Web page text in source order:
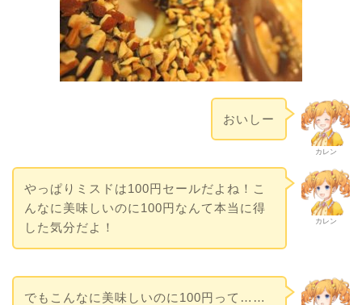
カレン
おいしー
カレン
やっぱりミスドは100円セールだよね！こ
んなに美味しいのに100円なんて本当に得
した気分だよ！
でもこんなに美味しいのに100円って……